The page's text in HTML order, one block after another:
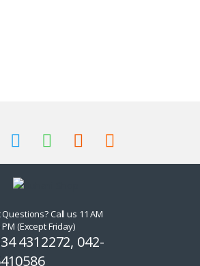
Questions? Call us 11 AM
PM (Except Friday)
4312272, 042-